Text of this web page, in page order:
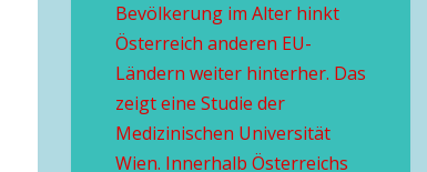
Bevölkerung im Alter hinkt
Österreich anderen EU-
Ländern weiter hinterher. Das
zeigt eine Studie der
Medizinischen Universität
Wien. Innerhalb Österreichs